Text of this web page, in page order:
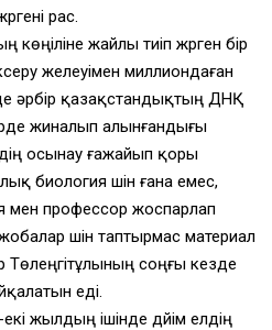
рас.
жайлы тиіп жүрген бір
желеуімен миллиондаған
әрбір қазақстандықтың ДНҚ
жиналып алынғандығы
осынау ғажайып қоры
биология үшін ғана емес,
мен профессор жоспарлап
үшін таптырмас материал
соңғы кезде
еді.
жылдың ішінде дүйім елдің